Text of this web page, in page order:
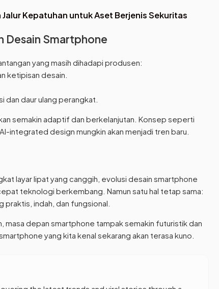
Kepatuhan untuk Aset Berjenis Sekuritas
Desain Smartphone
yang masih dihadapi produsen:
ketipisan desain.
dan daur ulang perangkat.
semakin adaptif dan berkelanjutan. Konsep seperti
integrated design mungkin akan menjadi tren baru.
layar lipat yang canggih, evolusi desain smartphone
teknologi berkembang. Namun satu hal tetap sama:
indah, dan fungsional.
masa depan smartphone tampak semakin futuristik dan
yang kita kenal sekarang akan terasa kuno.